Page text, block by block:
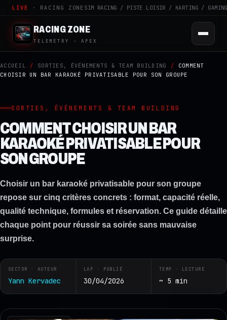
LIVE · RACING ZONE SIM RACING / PISTE LOISIR / KARTING / GAMING
RACING ZONE
TELEMETRY · APEX
ACCUEIL / SORTIES, ÉVÉNEMENTS & TEAM BUILDING /
COMMENT
CHOISIR UN BAR KARAOKÉ PRIVATISABLE POUR SON GROUPE
SORTIES, ÉVÉNEMENTS & TEAM BUILDING
COMMENT CHOISIR UN BAR
KARAOKÉ PRIVATISABLE POUR
SON GROUPE
Choisir un bar karaoké privatisable pour son groupe
repose sur cinq critères concrets : format, capacité réelle,
qualité technique, formules et réservation. Ce guide détaille
chaque point pour réussir sa soirée sans mauvaise
surprise.
SECTOR · AUTEUR
Yann Kervadec
LAP · PUBLIÉ
30/04/2026
TEMP · LECTURE
~ 5 min